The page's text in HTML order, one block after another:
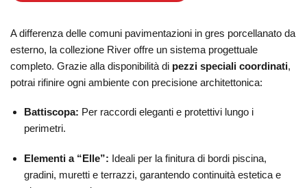
A differenza delle comuni pavimentazioni in gres porcellanato da
esterno, la collezione River offre un sistema progettuale
completo. Grazie alla disponibilità di pezzi speciali coordinati,
potrai rifinire ogni ambiente con precisione architettonica:
Battiscopa: Per raccordi eleganti e protettivi lungo i
perimetri.
Elementi a “Elle”: Ideali per la finitura di bordi piscina,
gradini, muretti e terrazzi, garantendo continuità estetica e